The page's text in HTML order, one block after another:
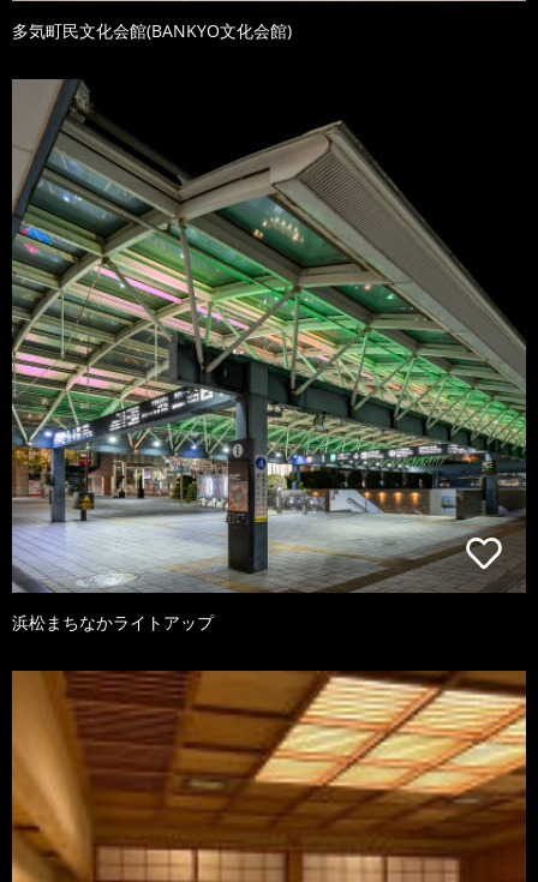
多気町民文化会館(BANKYO文化会館)
浜松まちなかライトアップ